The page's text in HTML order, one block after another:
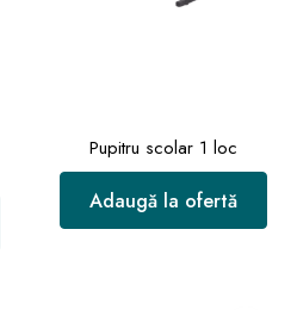
Pupitru scolar 1 loc
Adaugă la ofertă